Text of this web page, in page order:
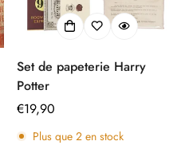
Set de papeterie Harry
Potter
Prix
régulier
€19,90
Plus que 2 en stock